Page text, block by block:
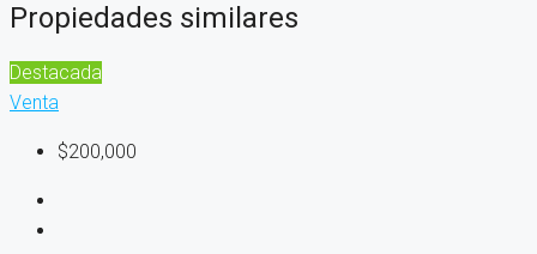
Propiedades similares
Destacada
Venta
$200,000